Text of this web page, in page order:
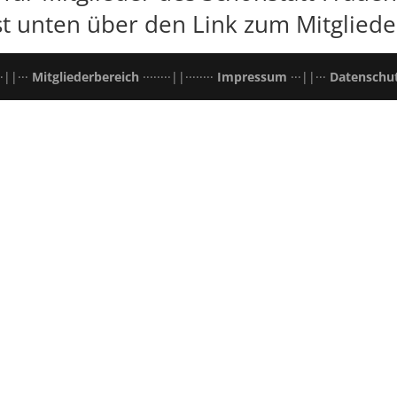
unten über den Link zum
Mitgliederbereich ········||········ Impressum ···||···